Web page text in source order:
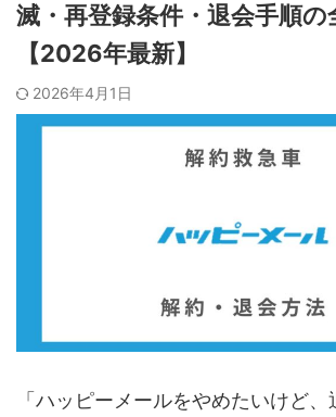
滅・再登録条件・退会手順の
【2026年最新】
2026年4月1日
「ハッピーメールをやめたいけど